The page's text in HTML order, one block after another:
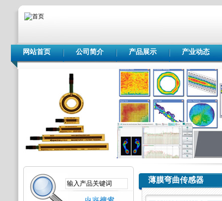
网站首页 公司简介 产品展示 产业动态
薄膜弯曲传感器